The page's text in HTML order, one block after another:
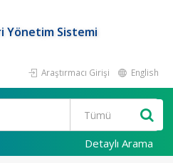
Yönetim Sistemi
Araştırmacı Girişi English
Detaylı Arama